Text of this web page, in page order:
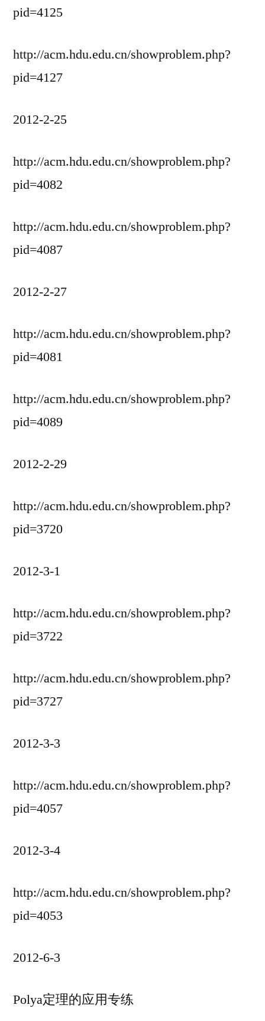
pid=4125
http://acm.hdu.edu.cn/showproblem.php?
pid=4127
2012-2-25
http://acm.hdu.edu.cn/showproblem.php?
pid=4082
http://acm.hdu.edu.cn/showproblem.php?
pid=4087
2012-2-27
http://acm.hdu.edu.cn/showproblem.php?
pid=4081
http://acm.hdu.edu.cn/showproblem.php?
pid=4089
2012-2-29
http://acm.hdu.edu.cn/showproblem.php?
pid=3720
2012-3-1
http://acm.hdu.edu.cn/showproblem.php?
pid=3722
http://acm.hdu.edu.cn/showproblem.php?
pid=3727
2012-3-3
http://acm.hdu.edu.cn/showproblem.php?
pid=4057
2012-3-4
http://acm.hdu.edu.cn/showproblem.php?
pid=4053
2012-6-3
Polya定理的应用专练